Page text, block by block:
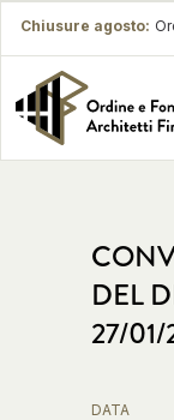
Chiusure agosto:
DEL
27/
DATA